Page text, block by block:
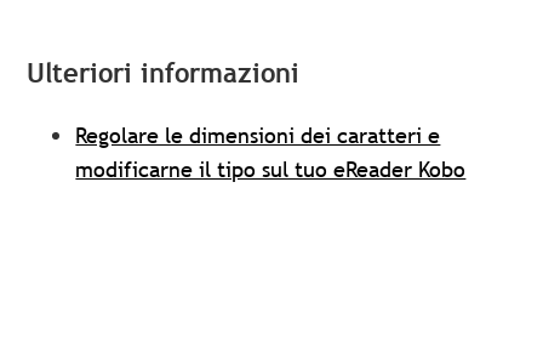
Ulteriori informazioni
Regolare le dimensioni dei caratteri e
modificarne il tipo sul tuo eReader Kobo